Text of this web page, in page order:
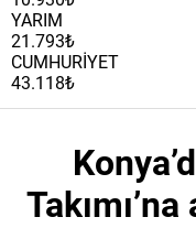
YARIM
21.793₺
CUMHURİYET
43.118₺